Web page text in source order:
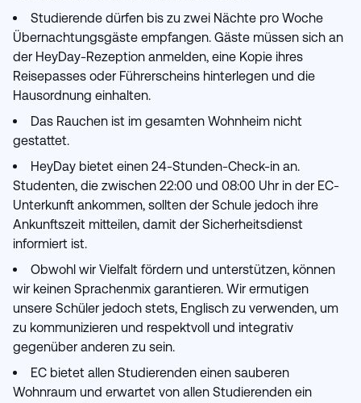
Studierende dürfen bis zu zwei Nächte pro Woche
Übernachtungsgäste empfangen. Gäste müssen sich an
der HeyDay-Rezeption anmelden, eine Kopie ihres
Reisepasses oder Führerscheins hinterlegen und die
Hausordnung einhalten.
Das Rauchen ist im gesamten Wohnheim nicht
gestattet.
HeyDay bietet einen 24-Stunden-Check-in an.
Studenten, die zwischen 22:00 und 08:00 Uhr in der EC-
Unterkunft ankommen, sollten der Schule jedoch ihre
Ankunftszeit mitteilen, damit der Sicherheitsdienst
informiert ist.
Obwohl wir Vielfalt fördern und unterstützen, können
wir keinen Sprachenmix garantieren. Wir ermutigen
unsere Schüler jedoch stets, Englisch zu verwenden, um
zu kommunizieren und respektvoll und integrativ
gegenüber anderen zu sein.
EC bietet allen Studierenden einen sauberen
Wohnraum und erwartet von allen Studierenden ein